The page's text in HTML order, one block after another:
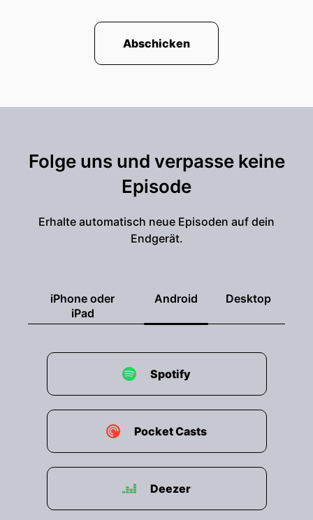
Abschicken
Folge uns und verpasse keine
Episode
Erhalte automatisch neue Episoden auf dein
Endgerät.
iPhone oder
iPad
Android Desktop
Spotify
Pocket Casts
Deezer